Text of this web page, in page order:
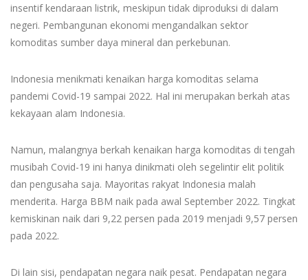
insentif kendaraan listrik, meskipun tidak diproduksi di dalam
negeri. Pembangunan ekonomi mengandalkan sektor
komoditas sumber daya mineral dan perkebunan.
Indonesia menikmati kenaikan harga komoditas selama
pandemi Covid-19 sampai 2022. Hal ini merupakan berkah atas
kekayaan alam Indonesia.
Namun, malangnya berkah kenaikan harga komoditas di tengah
musibah Covid-19 ini hanya dinikmati oleh segelintir elit politik
dan pengusaha saja. Mayoritas rakyat Indonesia malah
menderita. Harga BBM naik pada awal September 2022. Tingkat
kemiskinan naik dari 9,22 persen pada 2019 menjadi 9,57 persen
pada 2022.
Di lain sisi, pendapatan negara naik pesat. Pendapatan negara